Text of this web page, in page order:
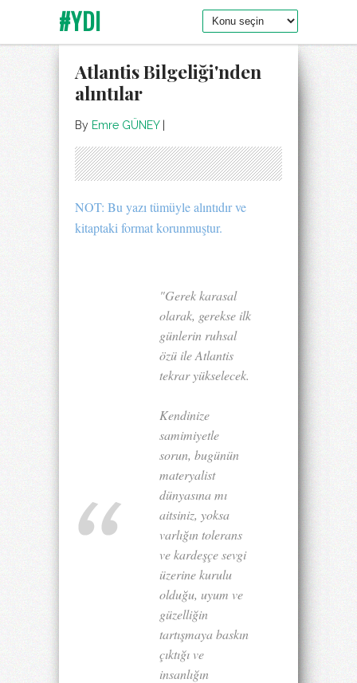
#YDI
Atlantis Bilgeliği'nden
alıntılar
By Emre GÜNEY|
NOT: Bu yazı tümüyle alıntıdır ve
kitaptaki format korunmuştur.
"Gerek karasal
olarak, gerekse ilk
günlerin ruhsal
özü ile Atlantis
tekrar yükselecek.
Kendinize
samimiyetle
sorun, bugünün
materyalist
dünyasına mı
aitsiniz, yoksa
varlığın tolerans
ve kardeşçe sevgi
üzerine kurulu
olduğu, uyum ve
güzelliğin
tartışmaya baskın
çıktığı ve
insanlığın